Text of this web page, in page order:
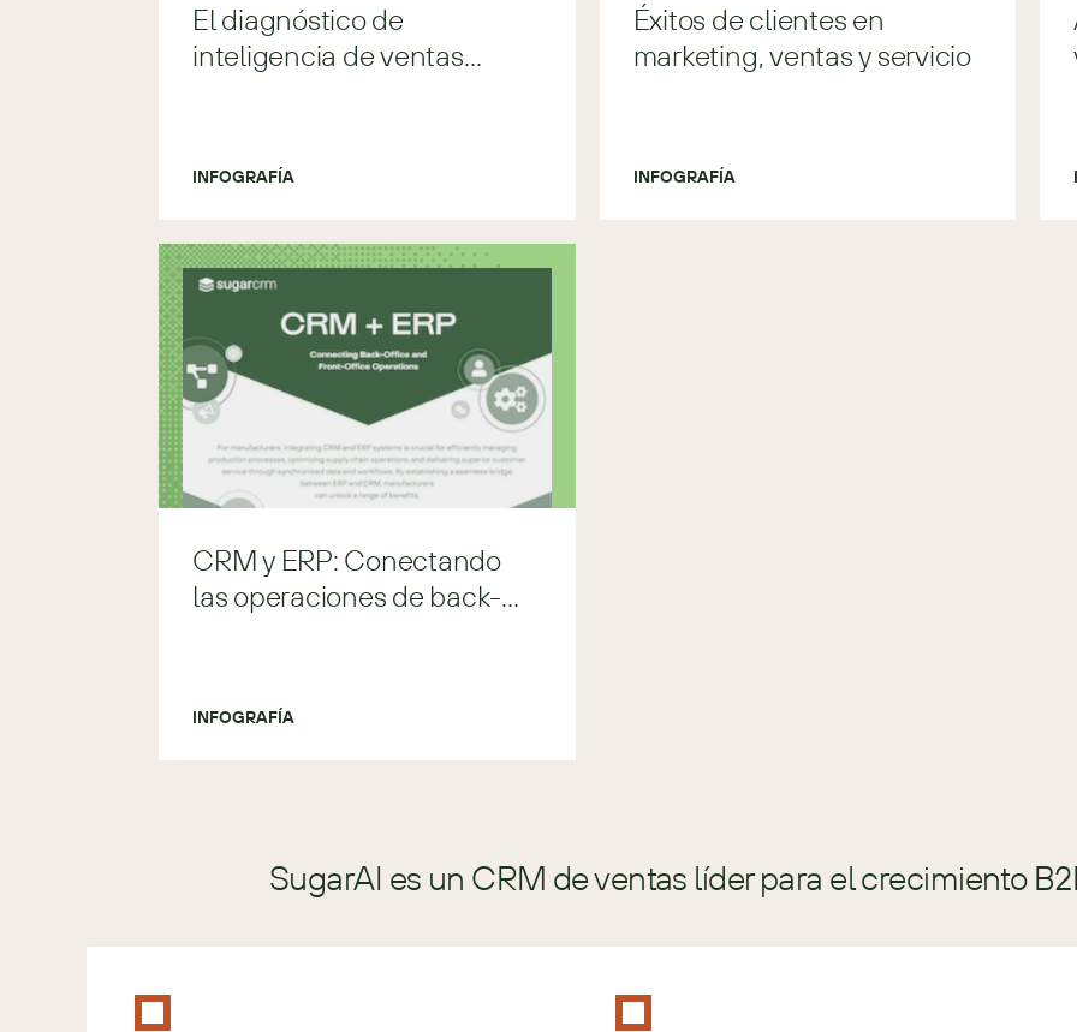
El diagnóstico de
inteligencia de ventas
INFOGRAFÍA
Éxitos de clientes en
marketing, ventas y servicio
INFOGRAFÍA
CRM y ERP: Conectando
las operaciones de back-
INFOGRAFÍA
SugarAI es un CRM de ventas líder para el crecimiento